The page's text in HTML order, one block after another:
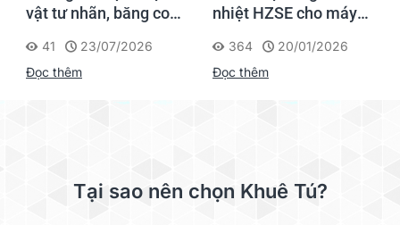
vật tư nhãn, băng co
Supvan G15M Pro
41
23/07/2026
Đọc thêm
nhiệt HZSE cho máy in
364
20/01/2026
Đọc thêm
Tại sao nên chọn Khuê Tú?